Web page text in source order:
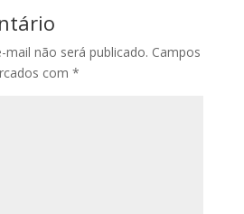
mail não será publicado. Campos
com *